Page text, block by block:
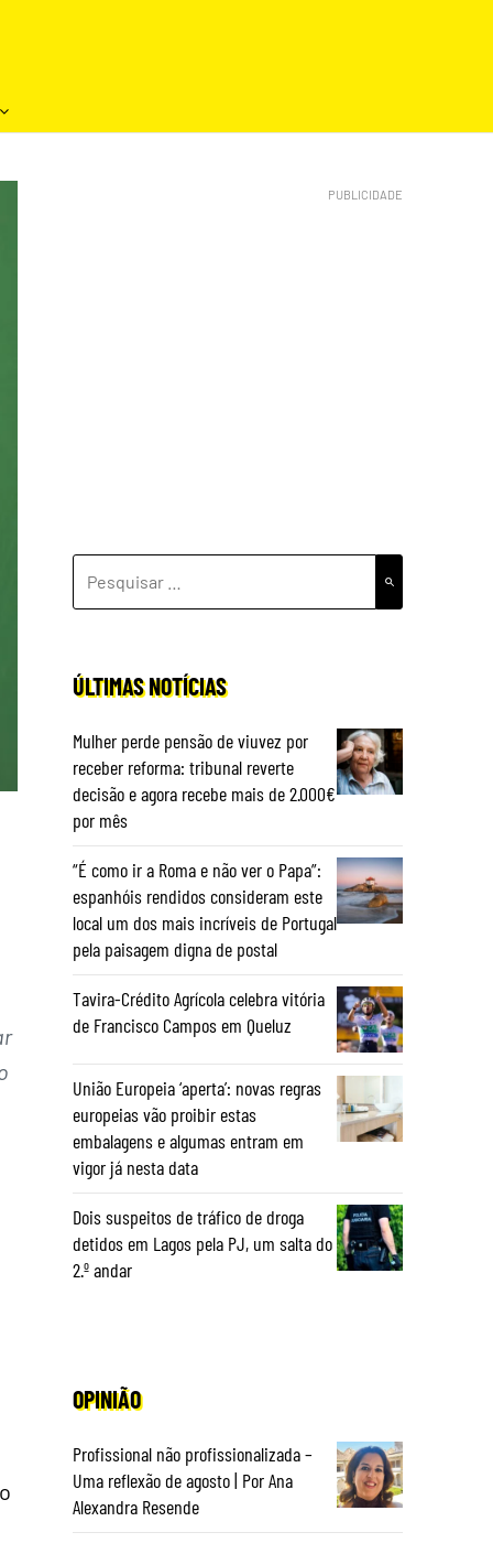
POR:
ÚLTIMAS NOTÍCIAS
Mulher perde pensão de viuvez por
receber reforma: tribunal reverte
decisão e agora recebe mais de 2.000€
por mês
“É como ir a Roma e não ver o Papa”:
espanhóis rendidos consideram este
local um dos mais incríveis de Portugal
pela paisagem digna de postal
Tavira-Crédito Agrícola celebra vitória
de Francisco Campos em Queluz
União Europeia ‘aperta’: novas regras
europeias vão proibir estas
embalagens e algumas entram em
vigor já nesta data
Dois suspeitos de tráfico de droga
detidos em Lagos pela PJ, um salta do
2.º andar
OPINIÃO
Profissional não profissionalizada –
Uma reflexão de agosto | Por Ana
Alexandra Resende